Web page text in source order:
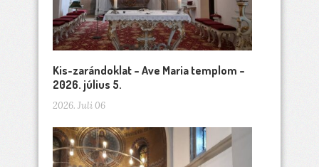
Kis-zarándoklat – Ave Maria templom –
2026. július 5.
2026. Juli 06